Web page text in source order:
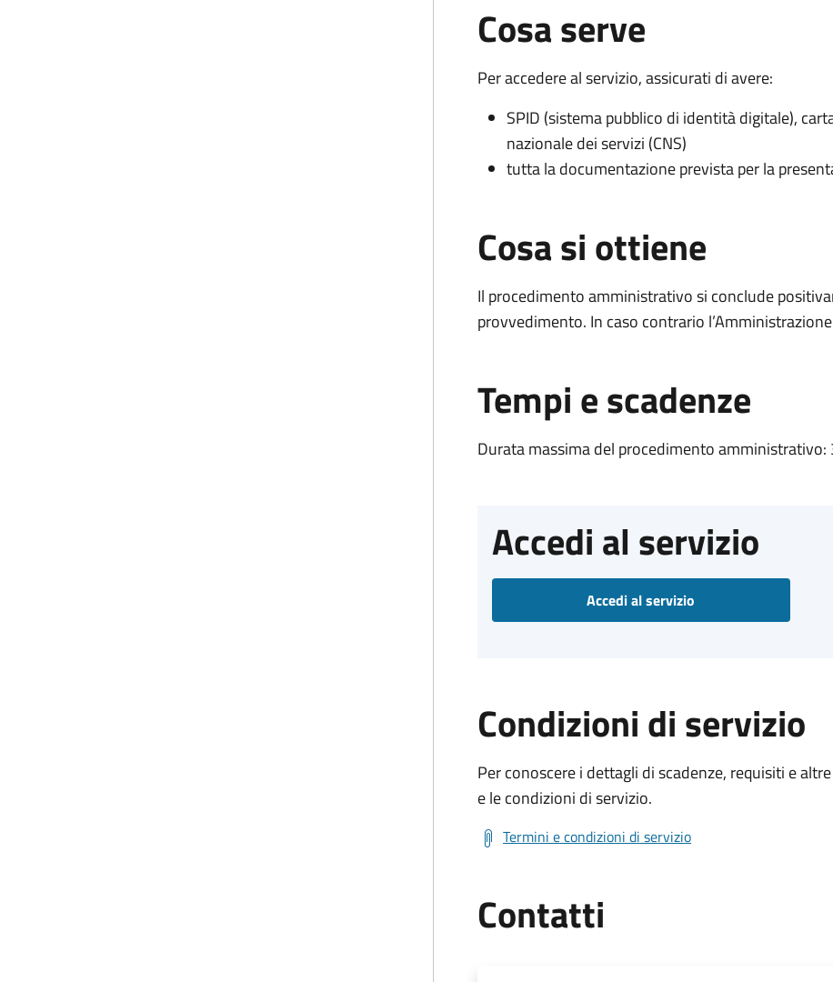
Cosa serve
Per accedere al servizio, assicurati di avere:
SPID (sistema pubblico di identità digitale),
nazionale dei servizi (CNS)
tutta la documentazione prevista per la
Cosa si ottiene
Il procedimento amministrativo si conclude
provvedimento. In caso contrario
Tempi e scadenze
Durata massima del procedimento amministrativo:
Accedi al servizio
Accedi al servizio
Condizioni di servizio
Per conoscere i dettagli di scadenze, requisiti e
e le condizioni di servizio.
Termini e condizioni di servizio
Contatti